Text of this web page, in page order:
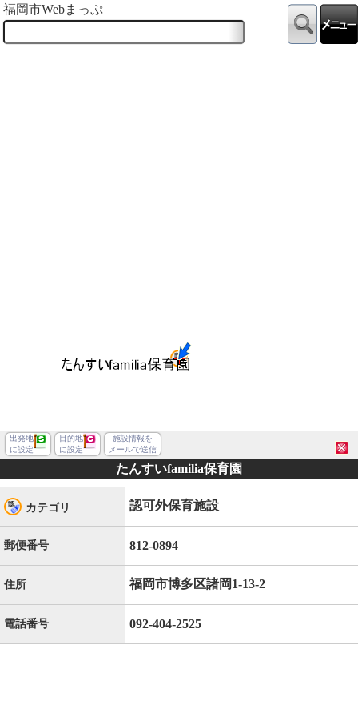
福岡市Webまっぷ
出発地
に設定
目的地
に設定
施設情報を
メールで送信
たんすいfamilia保育園
カテゴリ 認可外保育施設
郵便番号 812-0894
住所 福岡市博多区諸岡1-13-2
電話番号 092-404-2525